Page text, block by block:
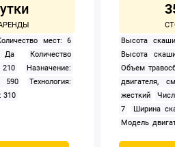
мест: 6
Да
Количество
Назначение:
590
Технология:
310
Высота
Высота
Объем
двигателя,
жесткий
7
Ширина
Модель